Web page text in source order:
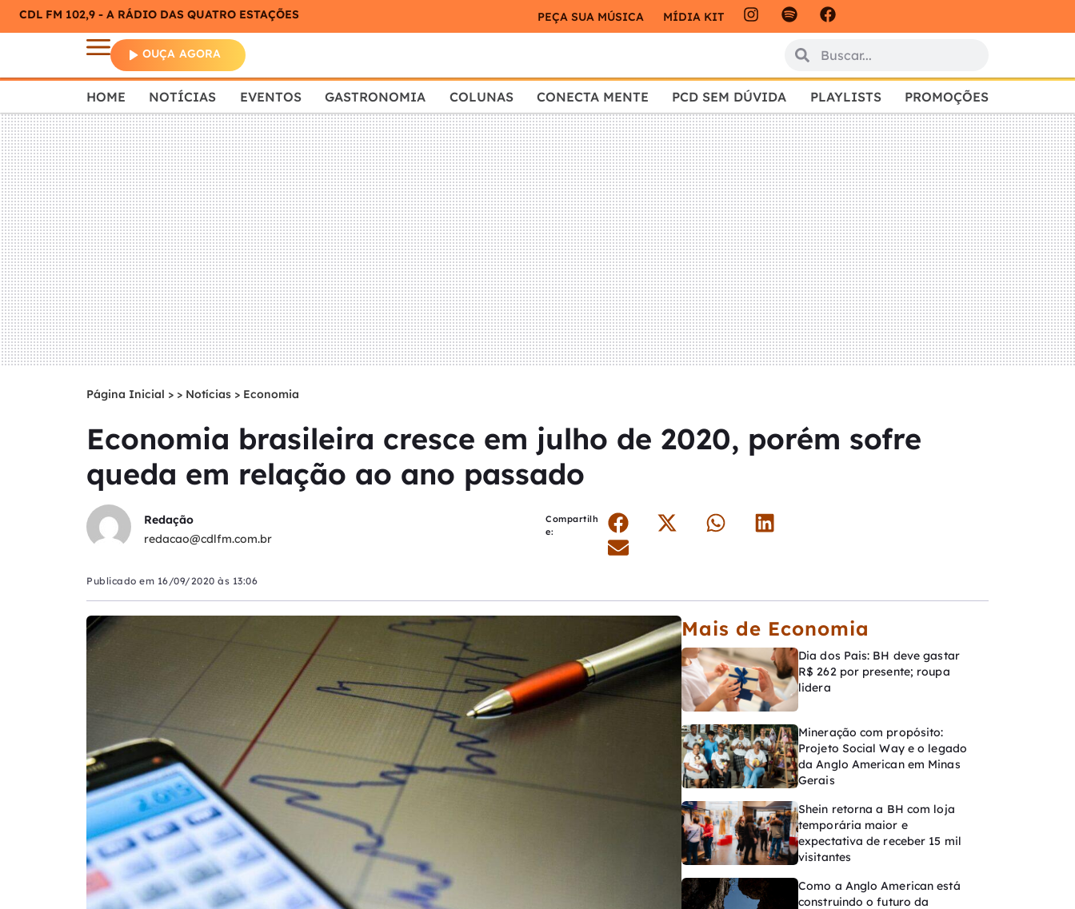
CDL FM 102,9 - A RÁDIO DAS QUATRO ESTAÇÕES PEÇA SUA MÚSICA MÍDIA KIT
OUÇA AGORA
HOME NOTÍCIAS EVENTOS GASTRONOMIA COLUNAS CONECTA MENTE PCD SEM DÚVIDA PLAYLISTS PROMOÇÕES
Página Inicial > Notícias > Economia
Economia brasileira cresce em julho de 2020, porém sofre
queda em relação ao ano passado
Redação
redacao@cdlfm.com.br
Compartilh
e:
Publicado em 16/09/2020 às 13:06
Mais de Economia
Dia dos Pais: BH deve gastar
R$ 262 por presente; roupa
lidera
Mineração com propósito:
Projeto Social Way e o legado
da Anglo American em Minas
Gerais
Shein retorna a BH com loja
temporária maior e
expectativa de receber 15 mil
visitantes
Como a Anglo American está
construindo o futuro da